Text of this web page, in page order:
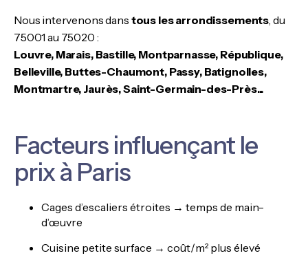
Nous intervenons dans tous les arrondissements, du
75001 au 75020 :
Louvre, Marais, Bastille, Montparnasse, République,
Belleville, Buttes-Chaumont, Passy, Batignolles,
Montmartre, Jaurès, Saint-Germain-des-Près...
Facteurs influençant le
prix à Paris
Cages d’escaliers étroites → temps de main-
d’œuvre
Cuisine petite surface → coût/m² plus élevé